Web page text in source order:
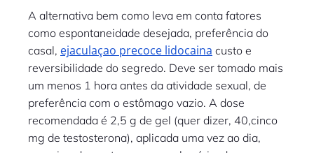
A alternativa bem como leva em conta fatores
como espontaneidade desejada, preferência do
casal, ejaculaçao precoce lidocaina custo e
reversibilidade do segredo. Deve ser tomado mais
um menos 1 hora antes da atividade sexual, de
preferência com o estômago vazio. A dose
recomendada é 2,5 g de gel (quer dizer, 40,cinco
mg de testosterona), aplicada uma vez ao dia,